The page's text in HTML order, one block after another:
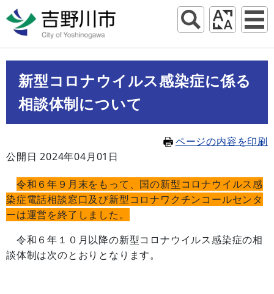
新型コロナウイルス感染症に係る
相談体制について
ページの内容を印刷
公開日 2024年04月01日
令和６年９月末をもって、国の新型コロナウイルス感
染症電話相談窓口及び新型コロナワクチンコールセンタ
ーは運営を終了しました。
令和６年１０月以降の新型コロナウイルス感染症の相
談体制は次のとおりとなります。